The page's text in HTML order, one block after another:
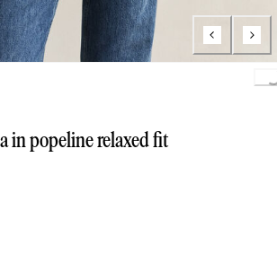
in popeline relaxed fit